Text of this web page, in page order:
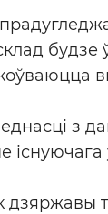
з
дзяржавы